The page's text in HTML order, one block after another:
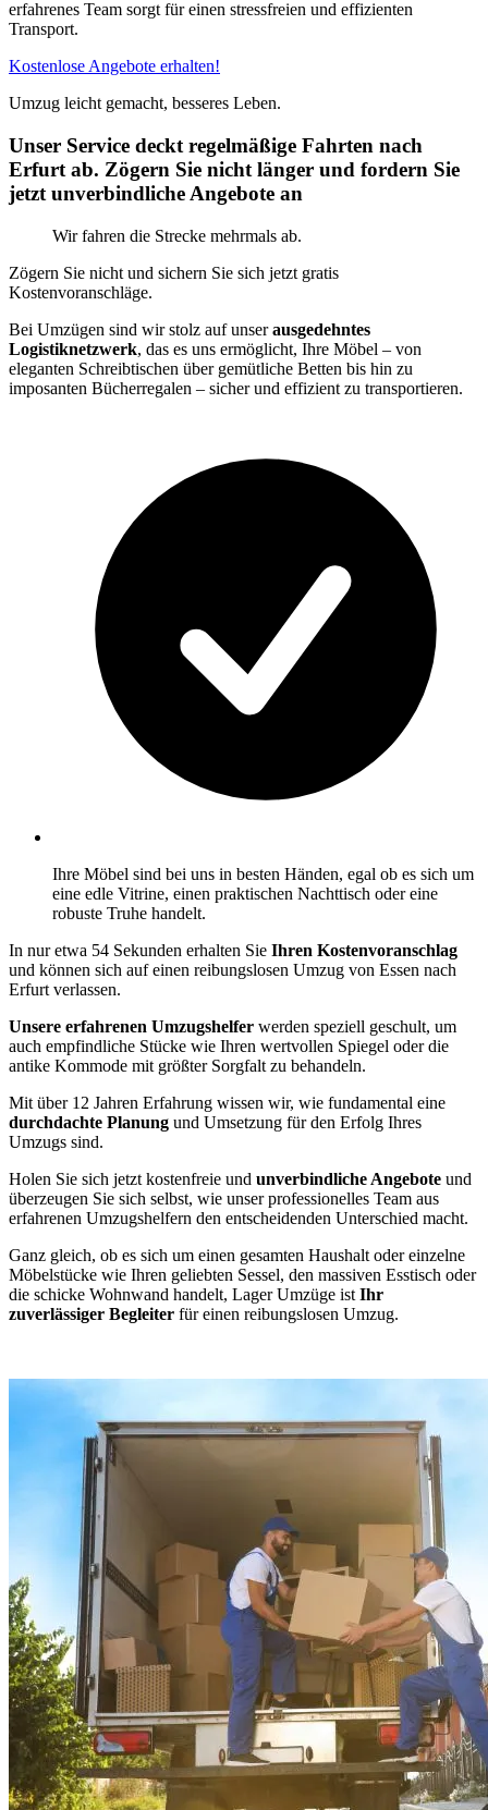
erfahrenes Team sorgt für einen stressfreien und effizienten
Transport.
Kostenlose Angebote erhalten!
Umzug leicht gemacht, besseres Leben.
Unser Service deckt regelmäßige Fahrten nach
Erfurt ab. Zögern Sie nicht länger und fordern Sie
jetzt unverbindliche Angebote an
Wir fahren die Strecke mehrmals ab.
Zögern Sie nicht und sichern Sie sich jetzt gratis
Kostenvoranschläge.
Bei Umzügen sind wir stolz auf unserausgedehntes
Logistiknetzwerk, das es uns ermöglicht, Ihre Möbel – von
eleganten Schreibtischen über gemütliche Betten bis hin zu
imposanten Bücherregalen – sicher und effizient zu transportieren.
Ihre Möbel sind bei uns in besten Händen, egal ob es sich um
eine edle Vitrine, einen praktischen Nachttisch oder eine
robuste Truhe handelt.
In nur etwa 54 Sekunden erhalten Sie Ihren Kostenvoranschlag
und können sich auf einen reibungslosen Umzug von Essen nach
Erfurt verlassen.
Unsere erfahrenen Umzugshelfer werden speziell geschult, um
auch empfindliche Stücke wie Ihren wertvollen Spiegel oder die
antike Kommode mit größter Sorgfalt zu behandeln.
Mit über 12 Jahren Erfahrung wissen wir, wie fundamental eine
durchdachte Planung und Umsetzung für den Erfolg Ihres
Umzugs sind.
Holen Sie sich jetzt kostenfreie und unverbindliche Angebote und
überzeugen Sie sich selbst, wie unser professionelles Team aus
erfahrenen Umzugshelfern den entscheidenden Unterschied macht.
Ganz gleich, ob es sich um einen gesamten Haushalt oder einzelne
Möbelstücke wie Ihren geliebten Sessel, den massiven Esstisch oder
die schicke Wohnwand handelt, Lager Umzüge ist Ihr
zuverlässiger Begleiter für einen reibungslosen Umzug.